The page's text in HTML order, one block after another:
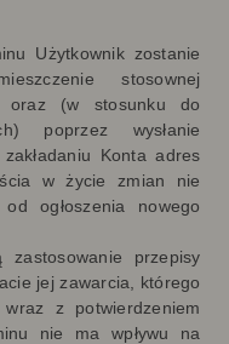
Użytkownik zostanie
stosownej
oraz (w stosunku do
poprzez wysłanie
Konta adres
w życie zmian nie
ogłoszenia nowego
zastosowanie przepisy
jej zawarcia, którego
z potwierdzeniem
nie ma wpływu na